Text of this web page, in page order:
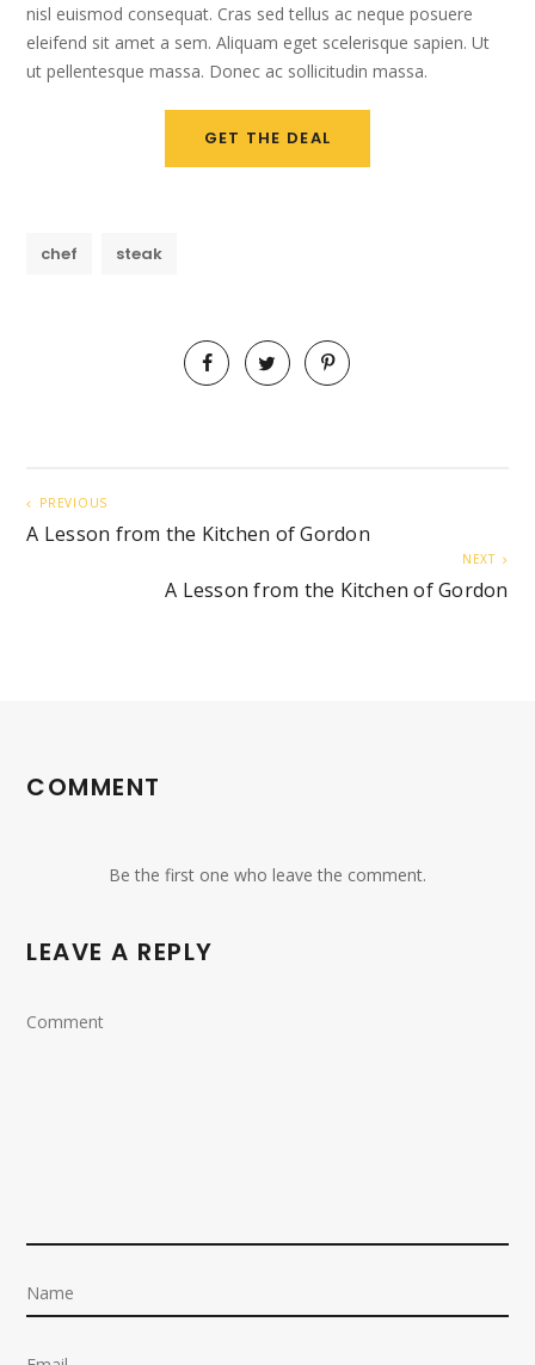
nisl euismod consequat. Cras sed tellus ac neque posuere
eleifend sit amet a sem. Aliquam eget scelerisque sapien. Ut
ut pellentesque massa. Donec ac sollicitudin massa.
GET THE DEAL
chef steak
PREVIOUS
A Lesson from the Kitchen of Gordon
NEXT
A Lesson from the Kitchen of Gordon
COMMENT
Be the first one who leave the comment.
LEAVE A REPLY